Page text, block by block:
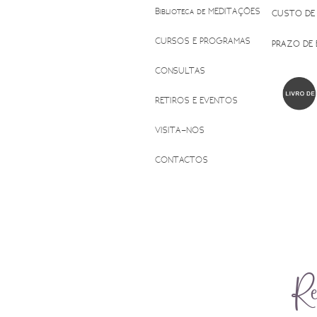
CUSTO DE
PRAZO DE
Biblioteca de MEDITAÇÕES
CURSOS E PROGRAMAS
CONSULTAS
RETIROS E EVENTOS
VISITA-NOS
CONTACTOS